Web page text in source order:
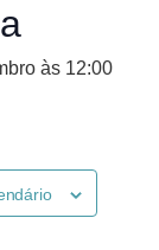
às 12:00